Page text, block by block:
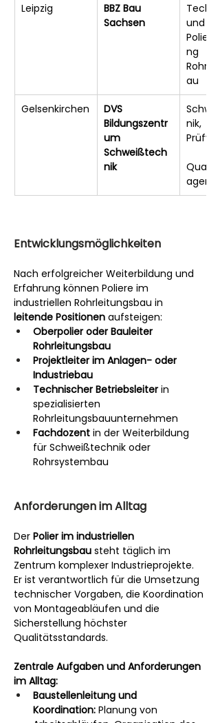
Leipzig
BBZ Bau
Sachsen
und
ng
au
Gelsenkirchen
DVS
Bildungszentr
um
Schweißtech
nik
nik,
Entwicklungsmöglichkeiten
Nach erfolgreicher Weiterbildung und
Erfahrung können Poliere im
industriellen Rohrleitungsbau in
leitende Positionen aufsteigen:
Oberpolier oder Bauleiter
Rohrleitungsbau
Projektleiter im Anlagen- oder
Industriebau
Technischer Betriebsleiter in
spezialisierten
Rohrleitungsbauunternehmen
Fachdozent in der Weiterbildung
für Schweißtechnik oder
Rohrsystembau
Anforderungen im Alltag
Der Polier im industriellen
Rohrleitungsbau steht täglich im
Zentrum komplexer Industrieprojekte.
Er ist verantwortlich für die Umsetzung
technischer Vorgaben, die Koordination
von Montageabläufen und die
Sicherstellung höchster
Qualitätsstandards.
Zentrale Aufgaben und Anforderungen
im Alltag:
Baustellenleitung und
Koordination: Planung von